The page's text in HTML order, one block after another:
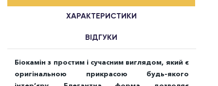
ХАРАКТЕРИСТИКИ
ВІДГУКИ
Біокамін з простим і сучасним виглядом, який є
оригінальною прикрасою будь-якого